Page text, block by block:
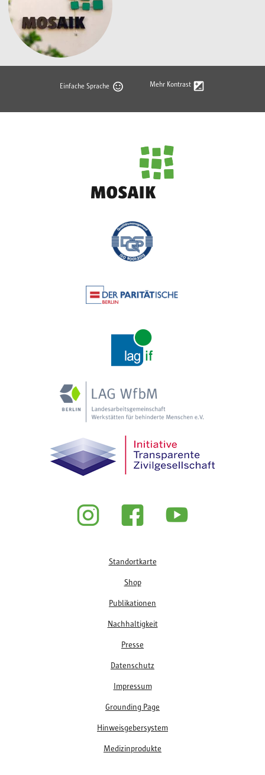
Einfache Sprache Mehr Kontrast
Standortkarte
Shop
Publikationen
Nachhaltigkeit
Presse
Datenschutz
Impressum
Grounding Page
Hinweisgebersystem
Medizinprodukte